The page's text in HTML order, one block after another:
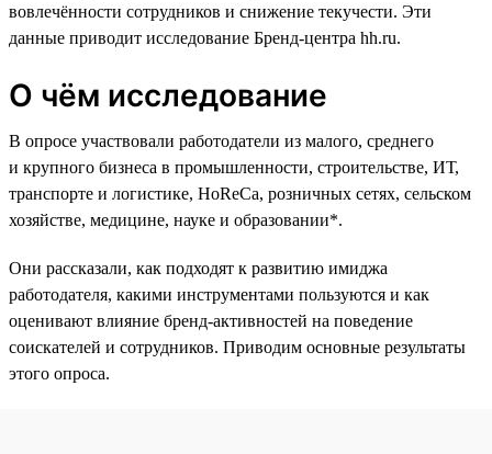
вовлечённости сотрудников и снижение текучести. Эти
данные приводит исследование Бренд-центра hh.ru.
О чём исследование
В опросе участвовали работодатели из малого, среднего
и крупного бизнеса в промышленности, строительстве, ИТ,
транспорте и логистике, HoReCa, розничных сетях, сельском
хозяйстве, медицине, науке и образовании*.
Они рассказали, как подходят к развитию имиджа
работодателя, какими инструментами пользуются и как
оценивают влияние бренд-активностей на поведение
соискателей и сотрудников. Приводим основные результаты
этого опроса.